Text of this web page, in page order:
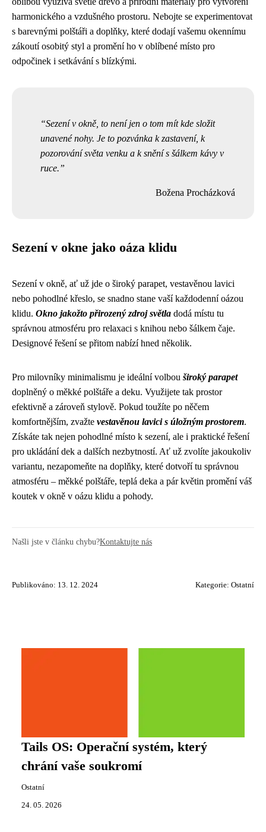
harmonického a vzdušného prostoru. Nebojte se experimentovat
s barevnými polštáři a doplňky, které dodají vašemu okennímu
zákoutí osobitý styl a promění ho v oblíbené místo pro
odpočinek i setkávání s blízkými.
Sezení v okně, to není jen o tom mít kde složit
unavené nohy. Je to pozvánka k zastavení, k
pozorování světa venku a k snění s šálkem kávy v
ruce.
Božena Procházková
Sezení v okne jako oáza klidu
Sezení v okně, ať už jde o široký parapet, vestavěnou lavici
nebo pohodlné křeslo, se snadno stane vaší každodenní oázou
klidu. Okno jakožto přirozený zdroj světla dodá místu tu
správnou atmosféru pro relaxaci s knihou nebo šálkem čaje.
Designové řešení se přitom nabízí hned několik.
Pro milovníky minimalismu je ideální volbou široký parapet
doplněný o měkké polštáře a deku. Využijete tak prostor
efektivně a zároveň stylově. Pokud toužíte po něčem
komfortnějším, zvažte vestavěnou lavici s úložným prostorem.
Získáte tak nejen pohodlné místo k sezení, ale i praktické řešení
pro ukládání dek a dalších nezbytností. Ať už zvolíte jakoukoliv
variantu, nezapomeňte na doplňky, které dotvoří tu správnou
atmosféru – měkké polštáře, teplá deka a pár květin promění váš
koutek v okně v oázu klidu a pohody.
Našli jste v článku chybu?Kontaktujte nás
Publikováno: 13. 12. 2024 Kategorie: Ostatní
Tails OS: Operační systém, který
chrání vaše soukromí
Ostatní
24. 05. 2026